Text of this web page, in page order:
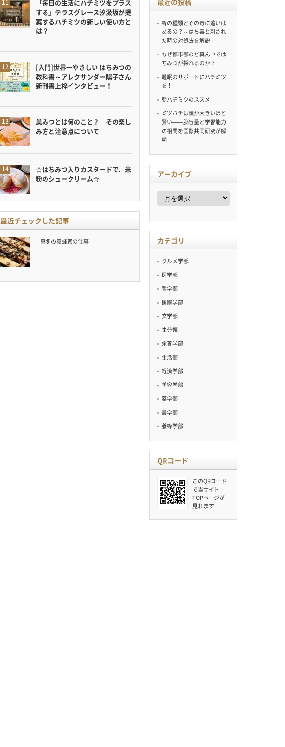
「毎日の生活にハチミツをプラス
する」テラスグレース汐汲坂が提
案するハチミツの新しい使い方と
は？
[入門]世界一やさしい はちみつの
教科書～アレクサンダー陽子さん
新刊書上梓インタビュー！
巣みつとは何のこと？ その楽し
み方と注意点について
☆はちみつ入りカスタードで、米
粉のシュークリーム☆
最近チェックした記事
真冬の養蜂家の仕事
最近の投稿
蜂の種類とその毒に違いは
あるの？～はち毒と刺され
た時の対処法を解説
なぜ都市部のど真ん中では
ちみつが採れるのか？
睡眠のサポートにハチミツ
を！
朝ハチミツのススメ
ミツバチは頭が大きいほど
賢い——脳容量と学習能力
の相関を国際共同研究が解
明
アーカイブ
ア
イ
カテゴリ
グルメ学部
医学部
哲学部
国際学部
文学部
未分類
栄養学部
生活部
経済学部
美容学部
薬学部
農学部
養蜂学部
QRコード
このQRコード
で当サイト
TOPページが
見れます